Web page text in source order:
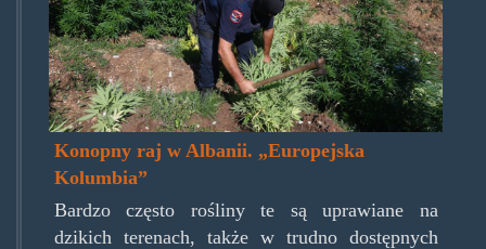
Konopny raj w Albanii. „Europejska
Kolumbia”
Bardzo często rośliny te są uprawiane na
dzikich terenach, także w trudno dostępnych